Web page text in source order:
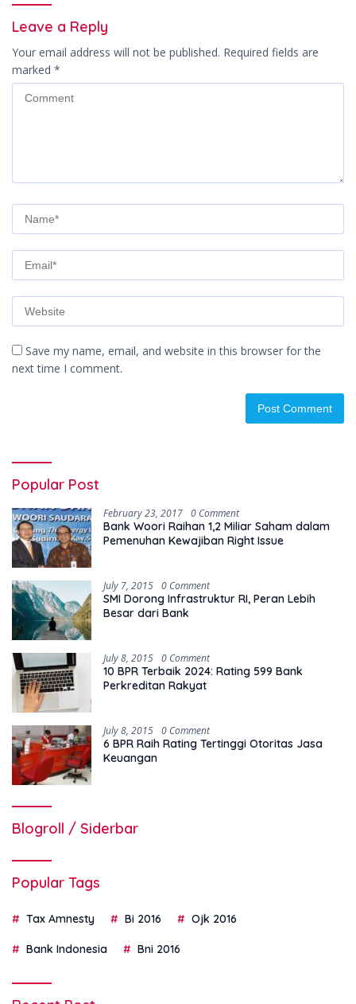
Leave a Reply
Your email address will not be published. Required fields are
marked *
Save my name, email, and website in this browser for the
next time I comment.
Popular Post
February 23, 2017 0 Comment
Bank Woori Raihan 1,2 Miliar Saham dalam
Pemenuhan Kewajiban Right Issue
July 7, 2015 0 Comment
SMI Dorong Infrastruktur RI, Peran Lebih
Besar dari Bank
July 8, 2015 0 Comment
10 BPR Terbaik 2024: Rating 599 Bank
Perkreditan Rakyat
July 8, 2015 0 Comment
6 BPR Raih Rating Tertinggi Otoritas Jasa
Keuangan
Blogroll / Siderbar
Popular Tags
Tax Amnesty Bi 2016 Ojk 2016
Bank Indonesia Bni 2016